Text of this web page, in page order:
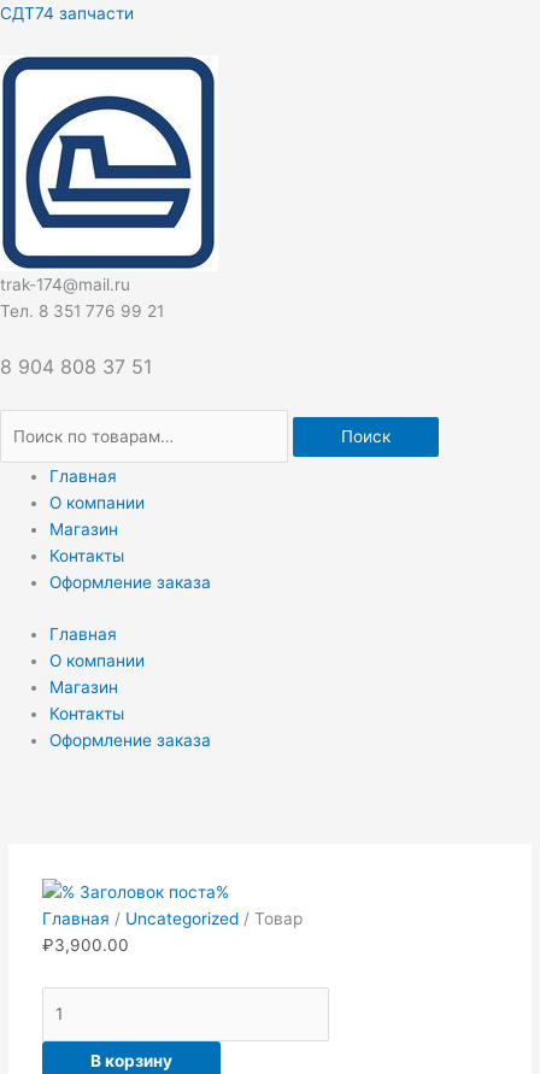
Перейти
содержимому
СДТ74 запчасти
trak-174@mail.ru
Тел. 8 351 776 99 21
8 904 808 37 51
Искать:
Поиск
Главная
О компании
Магазин
Контакты
Оформление заказа
Главная
О компании
Магазин
Контакты
Оформление заказа
Главная / Uncategorized/ Товар
₽3,900.00
В корзину